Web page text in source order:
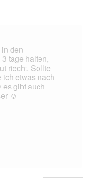
den
tage halten,
riecht. Sollte
ich etwas nach
es gibt auch
☺️